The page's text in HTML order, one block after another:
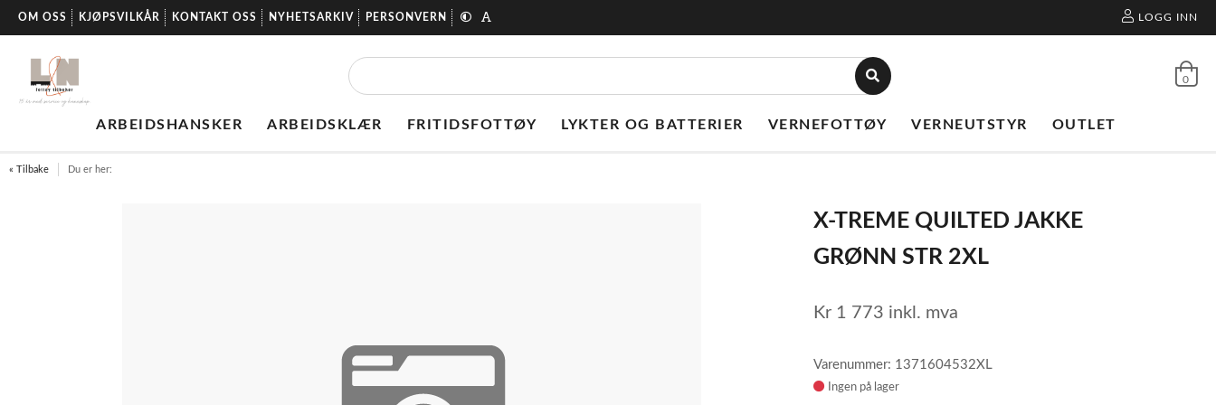
OM OSS KJØPSVILKÅR KONTAKT OSS NYHETSARKIV PERSONVERN LOGG INN
0
ARBEIDSHANSKER ARBEIDSKLÆR FRITIDSFOTTØY LYKTER OG BATTERIER VERNEFOTTØY VERNEUTSTYR OUTLET
« Tilbake Du er her:
X-TREME QUILTED JAKKE
GRØNN STR 2XL
Kr 1 773 inkl. mva
Varenummer: 1371604532XL
Ingen på lager